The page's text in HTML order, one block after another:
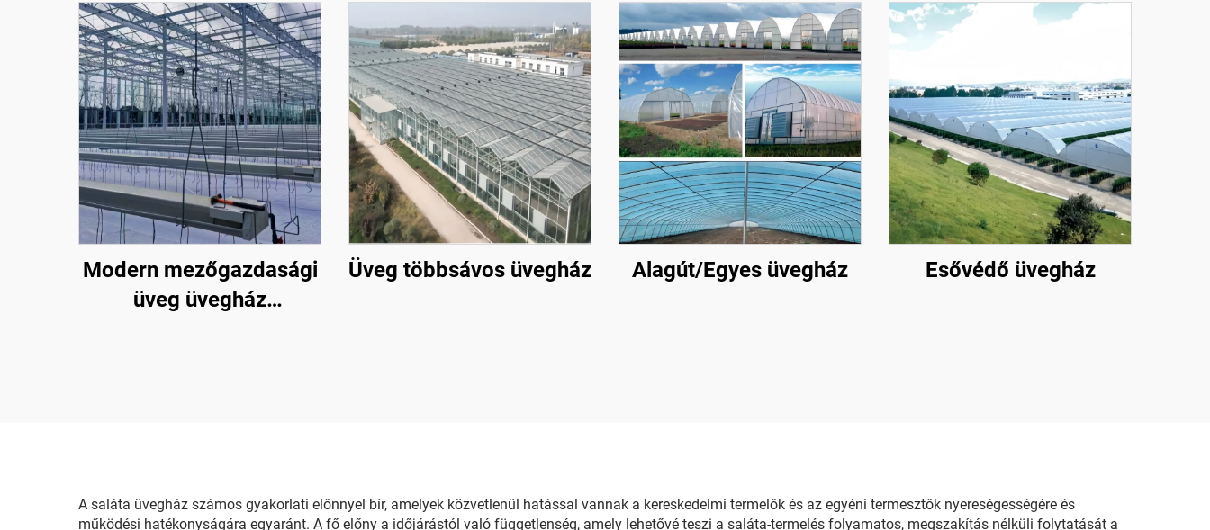
Modern mezőgazdasági
üveg üvegház
Üveg többsávos üvegház Alagút/Egyes üvegház Esővédő üvegház
A saláta üvegház számos gyakorlati előnnyel bír, amelyek közvetlenül hatással vannak a kereskedelmi termelők és az egyéni termesztők nyereségességére és
működési hatékonyságára egyaránt. A fő előny a időjárástól való függetlenség, amely lehetővé teszi a saláta-termelés folyamatos, megszakítás nélküli folytatását a